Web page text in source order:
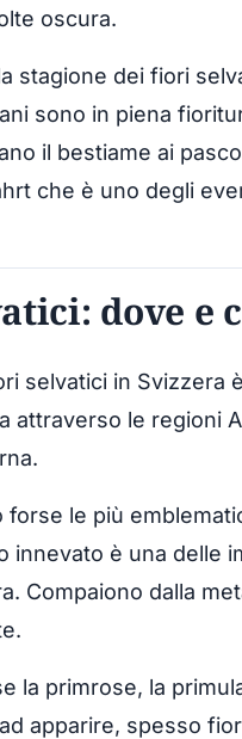
oscura.
stagione dei fiori
sono in piena
il bestiame ai
che è uno degli
dove e
selvatici in
attraverso le regioni
forse le più
innevato è una delle
Compaiono dalla
la primrose, la
apparire, spesso